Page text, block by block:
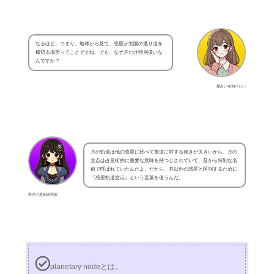
星占いを知りたい
なるほど。つまり、地球から見て、惑星が太陽の通り道を
横切る場所ってことですね。でも、なぜ月だけ特別扱いな
んですか？
西洋占星術研究家
月の軌道は他の惑星に比べて黄道に対する傾きが大きいから、月の
交点は占星術的に重要な意味を持つとされていて、昔から特別な名
前で呼ばれていたんだよ。だから、月以外の惑星と区別するために
『惑星軌道交点』という言葉を使うんだ。
planetary nodeとは。